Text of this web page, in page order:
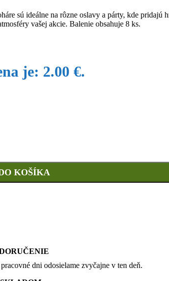
sú ideálne na rôzne oslavy a párty, kde
vašej akcie. Balenie obsahuje 8 ks.
je: 2.00 €.
KOŠÍKA
dni odosielame zvyčajne v ten deň.